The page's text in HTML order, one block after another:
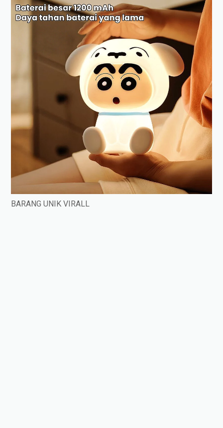
BARANG UNIK VIRALL